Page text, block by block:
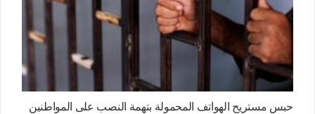
حبس مستريح الهواتف المحمولة بتهمة النصب على المواطنين